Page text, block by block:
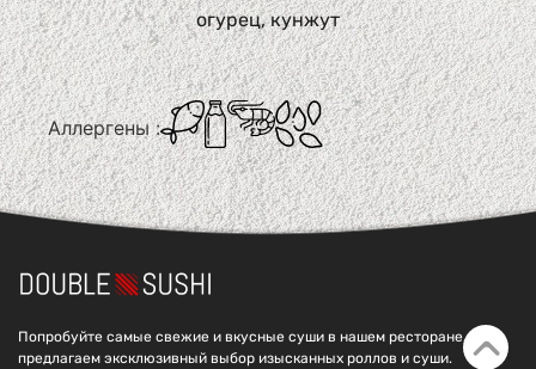
огурец, кунжут
Аллергены :
Попробуйте самые свежие и вкусные суши в нашем ресторане. Мы
предлагаем эксклюзивный выбор изысканных роллов и суши.